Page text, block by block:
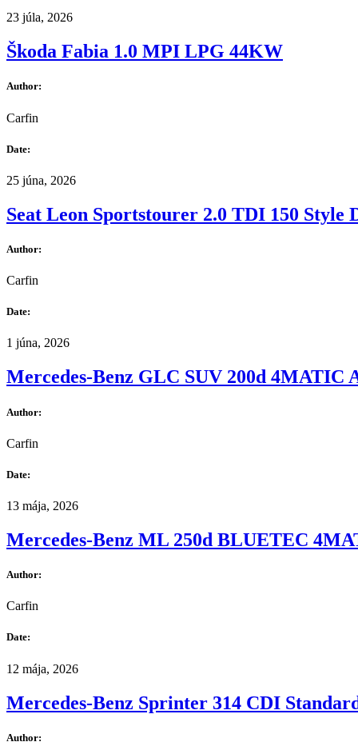
23 júla, 2026
Škoda Fabia 1.0 MPI LPG 44KW
Author:
Carfin
Date:
25 júna, 2026
Seat Leon Sportstourer 2.0 TDI 150 Style
Author:
Carfin
Date:
1 júna, 2026
Mercedes-Benz GLC SUV 200d 4MATIC
Author:
Carfin
Date:
13 mája, 2026
Mercedes-Benz ML 250d BLUETEC
Author:
Carfin
Date:
12 mája, 2026
Mercedes-Benz Sprinter 314 CDI
Author: